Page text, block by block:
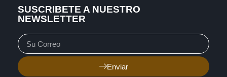
SUSCRIBETE A NUESTRO
NEWSLETTER
Enviar